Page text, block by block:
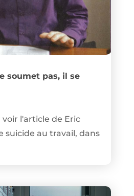
soumet pas, il se
voir l'article de Eric
suicide au travail, dans